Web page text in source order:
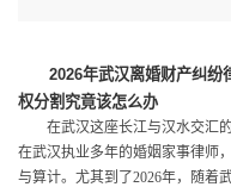
2026年武汉离婚财产纠纷
权分割究竟该怎么办
在武汉这座长江与汉水交汇
在武汉执业多年的婚姻家事律师
与算计。尤其到了2026年，随着